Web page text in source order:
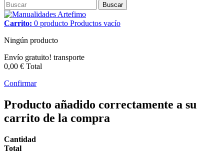
Buscar
Carrito: 0 producto Productos vacío
Ningún producto
Envío gratuito! transporte
0,00 € Total
Confirmar
Producto añadido correctamente a su
carrito de la compra
Cantidad
Total